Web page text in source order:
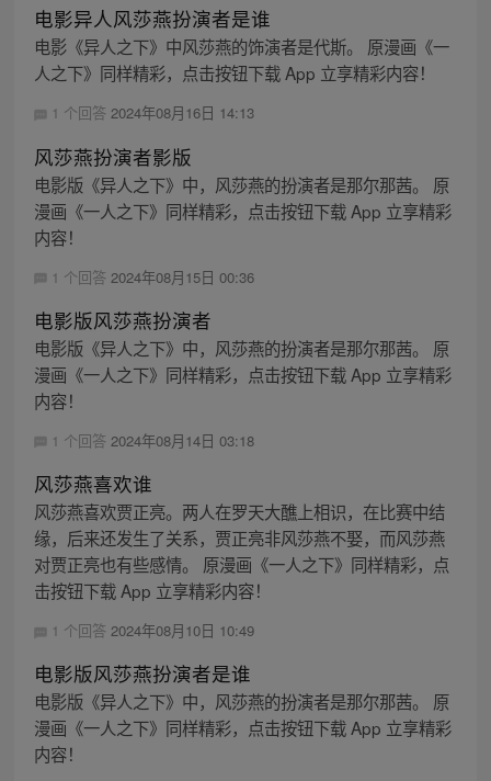
电影异人风莎燕扮演者是谁
电影《异人之下》中风莎燕的饰演者是代斯。 原漫画《一
人之下》同样精彩，点击按钮下载 App 立享精彩内容！
1 个回答 2024年08月16日 14:13
风莎燕扮演者影版
电影版《异人之下》中，风莎燕的扮演者是那尔那茜。 原
漫画《一人之下》同样精彩，点击按钮下载 App 立享精彩
内容！
1 个回答 2024年08月15日 00:36
电影版风莎燕扮演者
电影版《异人之下》中，风莎燕的扮演者是那尔那茜。 原
漫画《一人之下》同样精彩，点击按钮下载 App 立享精彩
内容！
1 个回答 2024年08月14日 03:18
风莎燕喜欢谁
风莎燕喜欢贾正亮。两人在罗天大醮上相识，在比赛中结
缘，后来还发生了关系，贾正亮非风莎燕不娶，而风莎燕
对贾正亮也有些感情。 原漫画《一人之下》同样精彩，点
击按钮下载 App 立享精彩内容！
1 个回答 2024年08月10日 10:49
电影版风莎燕扮演者是谁
电影版《异人之下》中，风莎燕的扮演者是那尔那茜。 原
漫画《一人之下》同样精彩，点击按钮下载 App 立享精彩
内容！